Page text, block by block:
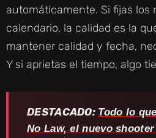
automáticamente. Si fijas los
calendario, la calidad es la
mantener calidad y fecha,
Y si aprietas el tiempo, algo
DESTACADO: Todo lo
No Law, el nuevo